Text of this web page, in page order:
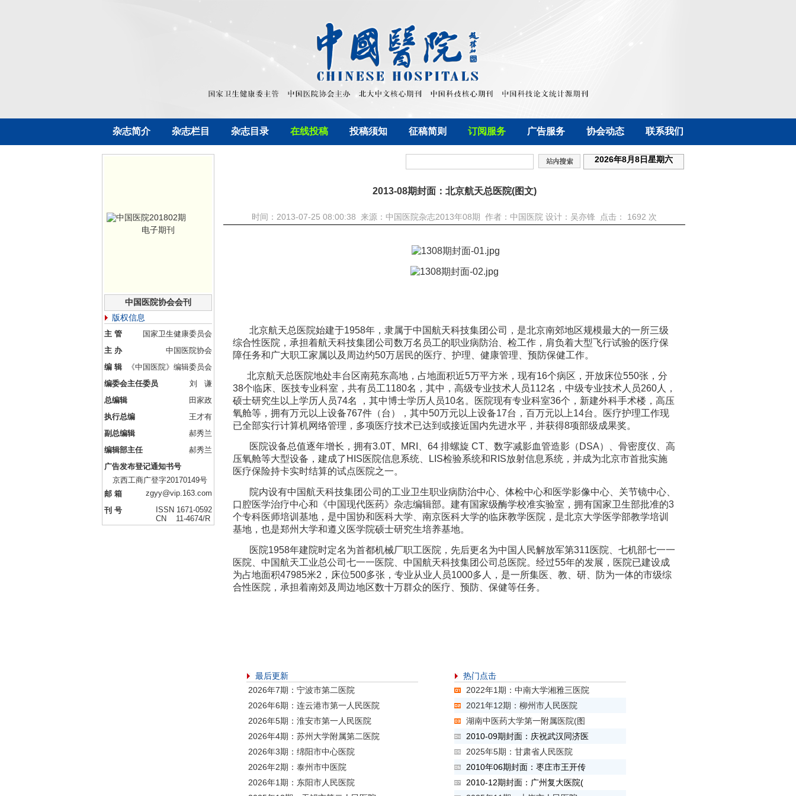
杂志简介 杂志栏目 杂志目录 在线投稿 投稿须知 征稿简则 订阅服务 广告服务 协会动态 联系我们
电子期刊
中国医院协会会刊
版权信息
主 管
国家卫生健康委员会
主 办
中国医院协会
编 辑
《中国医院》编辑委员会
编委会主任委员
刘 谦
总编辑
田家政
执行总编
王才有
副总编辑
郝秀兰
编辑部主任
郝秀兰
广告发布登记通知书号
京西工商广登字20170149号
邮 箱
zgyy@vip.163.com
刊 号
ISSN 1671-0592
CN 11-4674/R
2026年8月8日星期六
2013-08期封面：北京航天总医院(图文)
时间：2013-07-25 08:00:38 来源：中国医院杂志2013年08期 作者：中国医院 设计：吴亦锋 点击： 1692 次
北京航天总医院始建于1958年，隶属于中国航天科技集团公司，是北京南郊地区规模最大的一所三级
综合性医院，承担着航天科技集团公司数万名员工的职业病防治、检工作，肩负着大型飞行试验的医疗保
障任务和广大职工家属以及周边约50万居民的医疗、护理、健康管理、预防保健工作。
北京航天总医院地处丰台区南苑东高地，占地面积近5万平方米，现有16个病区，开放床位550张，分
38个临床、医技专业科室，共有员工1180名，其中，高级专业技术人员112名，中级专业技术人员260人，
硕士研究生以上学历人员74名 ，其中博士学历人员10名。医院现有专业科室36个，新建外科手术楼，高压
氧舱等，拥有万元以上设备767件（台），其中50万元以上设备17台，百万元以上14台。医疗护理工作现
已全部实行计算机网络管理，多项医疗技术已达到或接近国内先进水平，并获得8项部级成果奖。
医院设备总值逐年增长，拥有3.0T、MRI、64 排螺旋 CT、数字减影血管造影（DSA）、骨密度仪、高
压氧舱等大型设备，建成了HIS医院信息系统、LIS检验系统和RIS放射信息系统，并成为北京市首批实施
医疗保险持卡实时结算的试点医院之一。
院内设有中国航天科技集团公司的工业卫生职业病防治中心、体检中心和医学影像中心、关节镜中心、
口腔医学治疗中心和《中国现代医药》杂志编辑部。建有国家级酶学校准实验室，拥有国家卫生部批准的3
个专科医师培训基地，是中国协和医科大学、南京医科大学的临床教学医院，是北京大学医学部教学培训
基地，也是郑州大学和遵义医学院硕士研究生培养基地。
医院1958年建院时定名为首都机械厂职工医院，先后更名为中国人民解放军第311医院、七机部七一一
医院、中国航天工业总公司七一一医院、中国航天科技集团公司总医院。经过55年的发展，医院已建设成
为占地面积47985米2，床位500多张，专业从业人员1000多人，是一所集医、教、研、防为一体的市级综
合性医院，承担着南郊及周边地区数十万群众的医疗、预防、保健等任务。
最后更新
2026年7期：宁波市第二医院
2026年6期：连云港市第一人民医院
2026年5期：淮安市第一人民医院
2026年4期：苏州大学附属第二医院
2026年3期：绵阳市中心医院
2026年2期：泰州市中医院
2026年1期：东阳市人民医院
热门点击
2022年1期：中南大学湘雅三医院
2021年12期：柳州市人民医院
湖南中医药大学第一附属医院(图
2010-09期封面：庆祝武汉同济医
2025年5期：甘肃省人民医院
2010年06期封面：枣庄市王开传
2010-12期封面：广州复大医院(